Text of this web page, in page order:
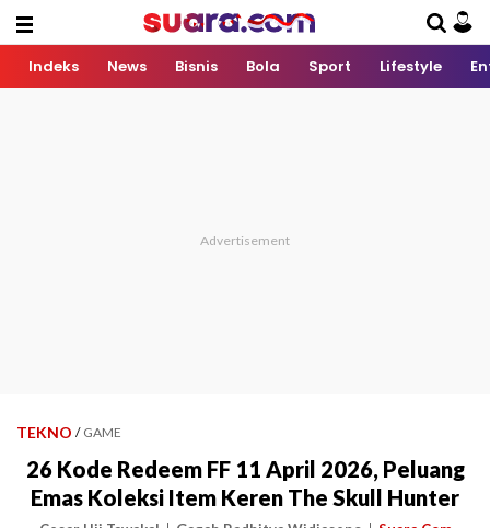
Indeks News Bisnis Bola Sport Lifestyle
TEKNO / GAME
26 Kode Redeem FF 11 April 2026, Peluang
Emas Koleksi Item Keren The Skull Hunter